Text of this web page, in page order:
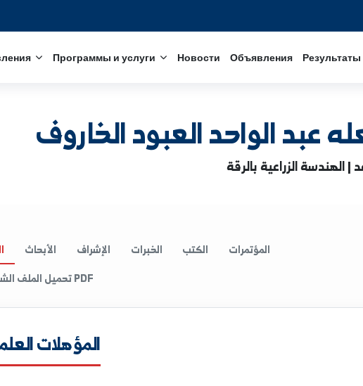
Управления Программы и услуги Новости
العبود الخاروف
المؤهلات الأبحاث
تحميل الملف الشخصي كـ PDF